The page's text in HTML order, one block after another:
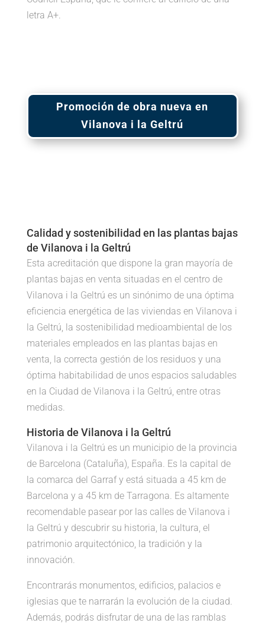
letra A+.
Promoción de obra nueva en
Vilanova i la Geltrú
Calidad y sostenibilidad en las plantas bajas
de Vilanova i la Geltrú
Esta acreditación que dispone la gran mayoría de
plantas bajas en venta situadas en el centro de
Vilanova i la Geltrú es un sinónimo de una óptima
eficiencia energética de las viviendas en Vilanova i
la Geltrú, la sostenibilidad medioambiental de los
materiales empleados en las plantas bajas en
venta, la correcta gestión de los residuos y una
óptima habitabilidad de unos espacios saludables
en la Ciudad de Vilanova i la Geltrú, entre otras
medidas.
Historia de Vilanova i la Geltrú
Vilanova i la Geltrú es un municipio de la provincia
de Barcelona (Cataluña), España. Es la capital de
la comarca del Garraf y está situada a 45 km de
Barcelona y a 45 km de Tarragona. Es altamente
recomendable pasear por las calles de Vilanova i
la Geltrú y descubrir su historia, la cultura, el
patrimonio arquitectónico, la tradición y la
innovación.
Encontrarás monumentos, edificios, palacios e
iglesias que te narrarán la evolución de la ciudad.
Además, podrás disfrutar de una de las ramblas